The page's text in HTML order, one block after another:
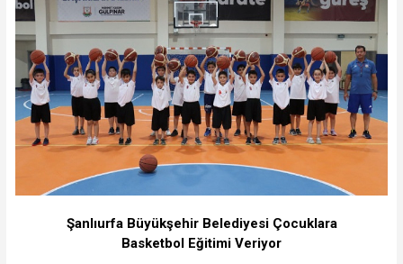
Şanlıurfa Büyükşehir Belediyesi Çocuklara
Basketbol Eğitimi Veriyor